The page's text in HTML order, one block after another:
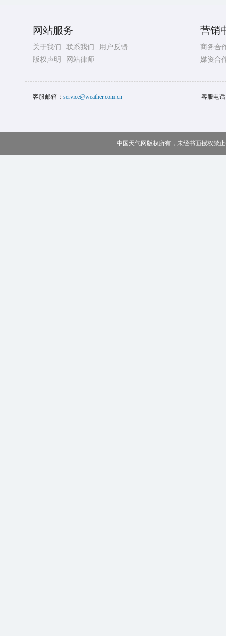
网站服务
关于我们 联系我们
用户反馈
版权声明
网站律师
营销
商务合
媒资合
客服邮箱： service@weather.com.cn 客服电
中国天气网版权所有，未经书面授权